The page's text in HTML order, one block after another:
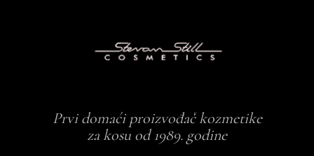
Prvi domaći proizvođač kozmetike
za kosu od 1989. godine